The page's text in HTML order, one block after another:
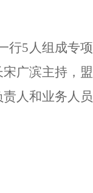
行5人组成专项
广滨主持，盟
人和业务人员